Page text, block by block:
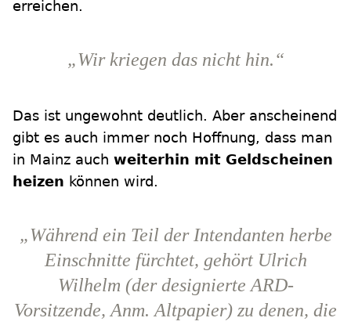
erreichen.
„Wir kriegen das nicht hin.“
Das ist ungewohnt deutlich. Aber anscheinend
gibt es auch immer noch Hoffnung, dass man
in Mainz auch weiterhin mit Geldscheinen
heizen können wird.
„Während ein Teil der Intendanten herbe
Einschnitte fürchtet, gehört Ulrich
Wilhelm (der designierte ARD-
Vorsitzende, Anm. Altpapier) zu denen, die